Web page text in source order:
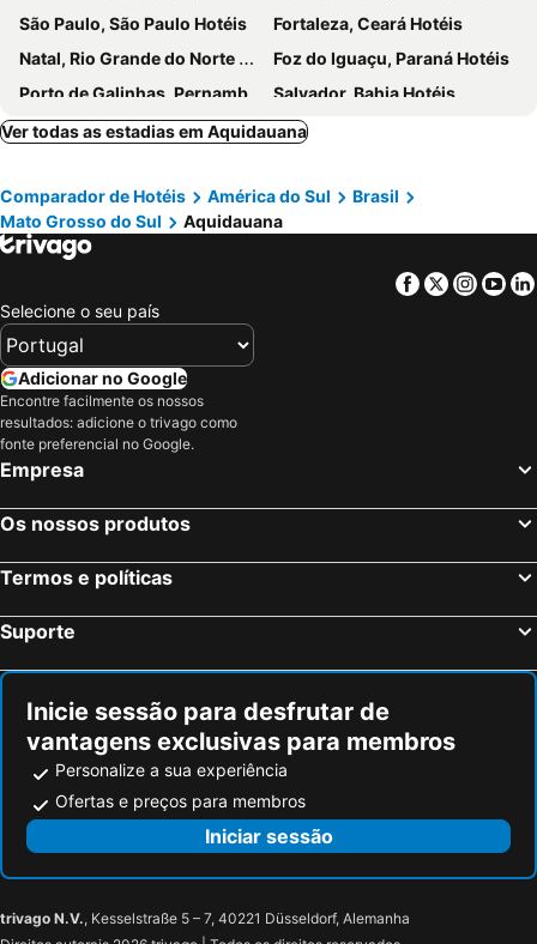
São Paulo, São Paulo Hotéis
Fortaleza, Ceará Hotéis
Natal, Rio Grande do Norte Hotéis
Foz do Iguaçu, Paraná Hotéis
Porto de Galinhas, Pernambuco Hotéis
Salvador, Bahia Hotéis
Maceió, Alagoas Hotéis
Porto Seguro, Bahia Hotéis
Ver todas as estadias em Aquidauana
Comparador de Hotéis América do Sul
Brasil
Mato Grosso do Sul
Aquidauana
Facebook
Twitter
Selecione o seu país
Adicionar no Google
Encontre facilmente os nossos
resultados: adicione o trivago como
fonte preferencial no Google.
Empresa
Os nossos produtos
Termos e políticas
Suporte
Inicie sessão para desfrutar de
vantagens exclusivas para membros
Personalize a sua experiência
Ofertas e preços para membros
Iniciar sessão
trivago N.V., Kesselstraße 5 – 7, 40221 Düsseldorf, Alemanha